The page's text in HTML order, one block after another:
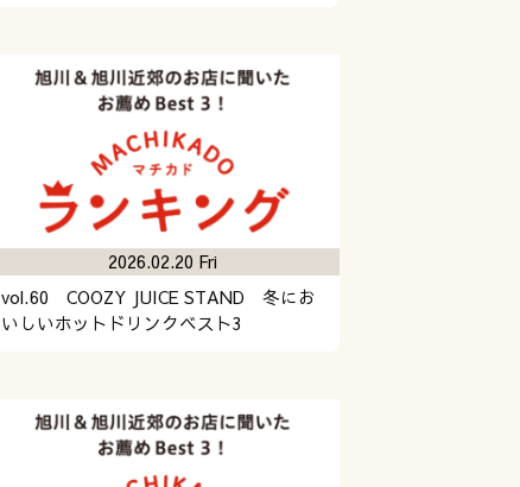
vol.60 COOZY JUICE STAND 冬にお
いしいホットドリンクベスト3
2026.02.20 Fri